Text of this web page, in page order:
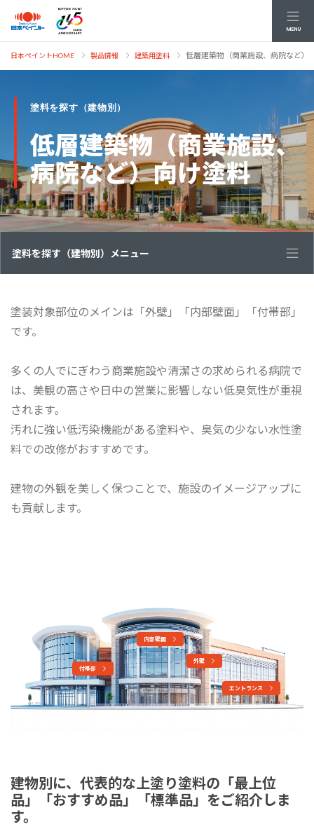
MENU
日本ペイントHOME 製品情報 建築用塗料 低層建築物（商業施設、病院など）
塗料を探す（建物別）
低層建築物（商業施設、
病院など）向け塗料
塗料を探す（建物別）メニュー
塗装対象部位のメインは「外壁」「内部壁面」「付帯部」
です。​
多くの人でにぎわう商業施設や清潔さの求められる病院で
は、美観の高さや日中の営業に影響しない低臭気性が重視
されます。
汚れに強い低汚染機能がある塗料や、臭気の少ない水性塗
料での改修がおすすめです。
建物の外観を美しく保つことで、施設のイメージアップに
も貢献します。​
外壁
内部壁面
エントランス
付帯部
建物別に、代表的な上塗り塗料の「最上位
品」「おすすめ品」「標準品」をご紹介しま
す。